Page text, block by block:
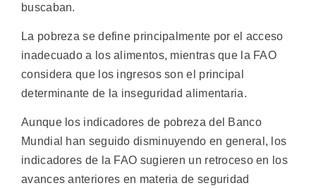
buscaban.
La pobreza se define principalmente por el acceso
inadecuado a los alimentos, mientras que la FAO
considera que los ingresos son el principal
determinante de la inseguridad alimentaria.
Aunque los indicadores de pobreza del Banco
Mundial han seguido disminuyendo en general, los
indicadores de la FAO sugieren un retroceso en los
avances anteriores en materia de seguridad